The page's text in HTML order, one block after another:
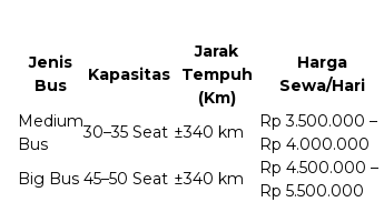
Jenis
Bus
Kapasitas
Jarak
Tempuh
(Km)
Harga
Sewa/Hari
Medium
Bus
30–35 Seat ±340 km
Rp 3.500.000 –
Rp 4.000.000
Big Bus 45–50 Seat ±340 km
Rp 4.500.000 –
Rp 5.500.000